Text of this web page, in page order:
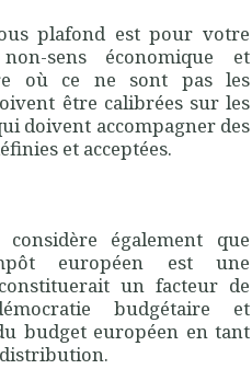
plafond est pour votre
sens économique et
où ce ne sont pas les
être calibrées sur les
doivent accompagner des
et acceptées.
également que
européen est une
un facteur de
budgétaire et
budget européen en tant